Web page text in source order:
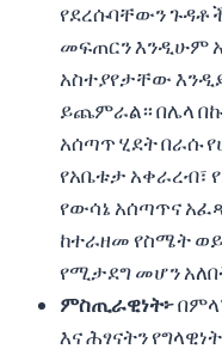
የደረሱባቸውን
መፍጠርን እንዲሁም
አስተያየታቸው
ይጨምራል። በሌላ
አሰጣጥ ሂደት በራሱ
የአቤቱታ አቀራረብ፣
የውሳኔ አሰጣጥና
ከተራዘመ የስሜት
የሚታደግ መሆን
ምስጢራዊነት፦
እና ሕፃናትን